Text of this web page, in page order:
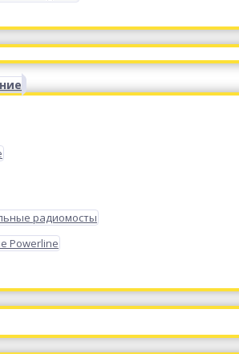
радиомосты
Powerline